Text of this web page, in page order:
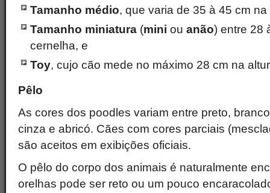
Tamanho médio, que varia de 35 à 45 cm
Tamanho miniatura (mini ou anão) entre 28
cernelha, e
Toy, cujo cão mede no máximo 28 cm na
Pêlo
As cores dos poodles variam entre preto,
cinza e abricó. Cães com cores parciais
são aceitos em exibições oficiais.
O pêlo do corpo dos animais é naturalmente
orelhas pode ser reto ou um pouco